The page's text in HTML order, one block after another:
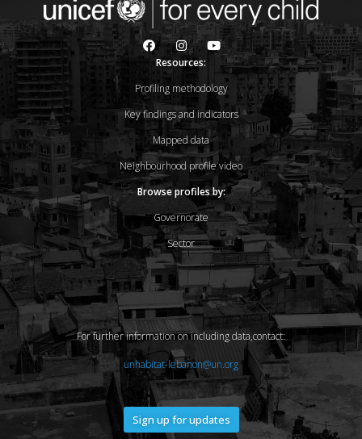
Resources:
Profiling methodology
Key findings and indicators
Mapped data
Neighbourhood profile video
Browse profiles by:
Governorate
Sector
For further information on including data,contact:
unhabitat-lebanon@un.org
Sign up for updates